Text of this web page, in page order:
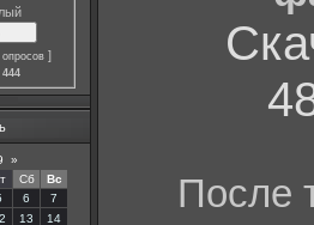
]
444
»
Сб
Вс
6
7
13
14
После